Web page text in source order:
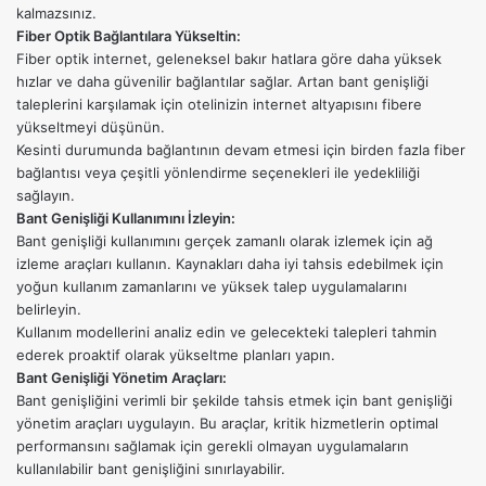
kalmazsınız.
Fiber Optik Bağlantılara Yükseltin:
Fiber optik internet, geleneksel bakır hatlara göre daha yüksek
hızlar ve daha güvenilir bağlantılar sağlar. Artan bant genişliği
taleplerini karşılamak için otelinizin internet altyapısını fibere
yükseltmeyi düşünün.
Kesinti durumunda bağlantının devam etmesi için birden fazla fiber
bağlantısı veya çeşitli yönlendirme seçenekleri ile yedekliliği
sağlayın.
Bant Genişliği Kullanımını İzleyin:
Bant genişliği kullanımını gerçek zamanlı olarak izlemek için ağ
izleme araçları kullanın. Kaynakları daha iyi tahsis edebilmek için
yoğun kullanım zamanlarını ve yüksek talep uygulamalarını
belirleyin.
Kullanım modellerini analiz edin ve gelecekteki talepleri tahmin
ederek proaktif olarak yükseltme planları yapın.
Bant Genişliği Yönetim Araçları:
Bant genişliğini verimli bir şekilde tahsis etmek için bant genişliği
yönetim araçları uygulayın. Bu araçlar, kritik hizmetlerin optimal
performansını sağlamak için gerekli olmayan uygulamaların
kullanılabilir bant genişliğini sınırlayabilir.